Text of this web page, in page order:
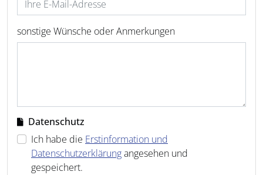
sonstige Wünsche oder Anmerkungen
Datenschutz
Ich habe die Erstinformation und
Datenschutzerklärungangesehen und
gespeichert.